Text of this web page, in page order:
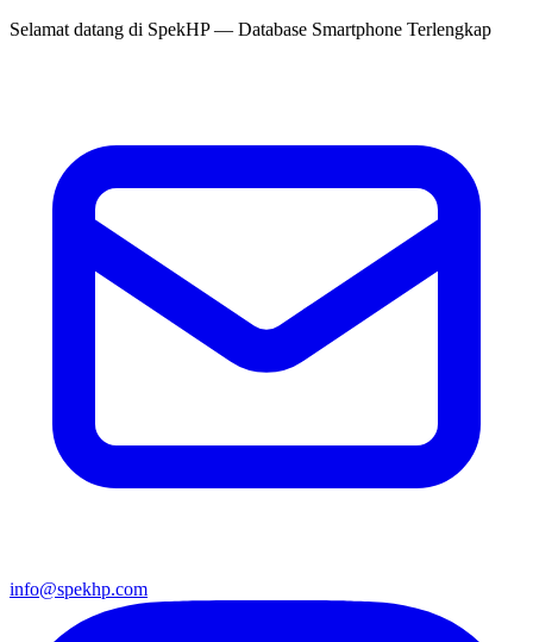
Selamat datang di SpekHP— Database Smartphone Terlengkap
info@spekhp.com